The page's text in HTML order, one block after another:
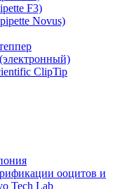
F3)
Novus)
ClipTip
ооцитов и
Tech Lab